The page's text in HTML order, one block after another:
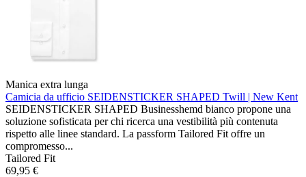
Manica extra lunga
Camicia da ufficio SEIDENSTICKER SHAPED Twill | New Kent
SEIDENSTICKER SHAPED Businesshemd bianco propone una
soluzione sofisticata per chi ricerca una vestibilità più contenuta
rispetto alle linee standard. La passform Tailored Fit offre un
compromesso...
Tailored Fit
69,95 €